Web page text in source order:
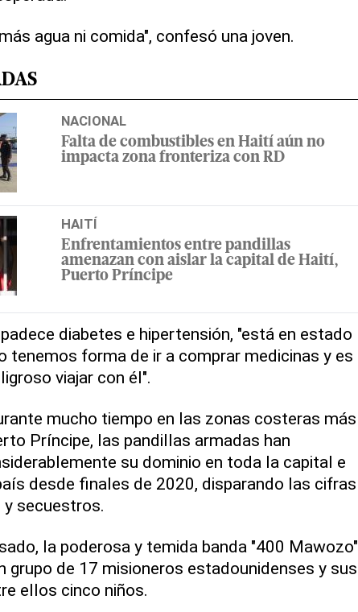
agua ni comida", confesó una joven.
NACIONAL
Falta de combustibles en Haití aún no
impacta zona fronteriza con RD
HAITÍ
Enfrentamientos entre pandillas
amenazan con aislar la capital de Haití,
Puerto Príncipe
diabetes e hipertensión, "está en estado
tenemos forma de ir a comprar medicinas y es
viajar con él".
mucho tiempo en las zonas costeras más
Príncipe, las pandillas armadas han
su dominio en toda la capital e
desde finales de 2020, disparando las cifras
secuestros.
la poderosa y temida banda "400 Mawozo"
grupo de 17 misioneros estadounidenses y sus
ellos cinco niños.